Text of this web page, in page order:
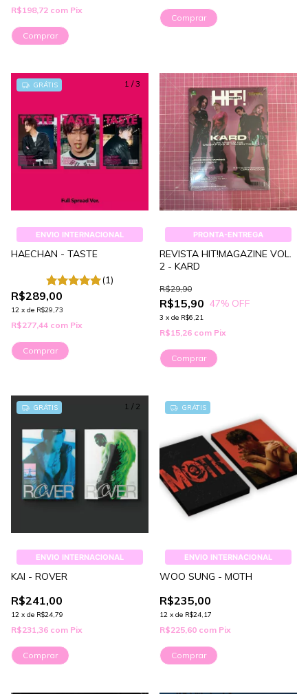
R$198,72 com Pix
Comprar
Comprar
1 /3
GRÁTIS
ENVIO INTERNACIONAL
HAECHAN - TASTE
(1)
R$289,00
12 x de R$29,73
R$277,44 com Pix
Comprar
PRONTA-ENTREGA
REVISTA HIT!MAGAZINE VOL.
2 - KARD
R$15,90
R$29,90
47% OFF
3 x de R$6,21
R$15,26 com Pix
1 / 2
GRÁTIS
ENVIO INTERNACIONAL
KAI - ROVER
R$241,00
12 x de R$24,79
R$231,36 com Pix
Comprar
GRÁTIS
ENVIO INTERNACIONAL
WOO SUNG - MOTH
R$235,00
12 x de R$24,17
R$225,60 com Pix